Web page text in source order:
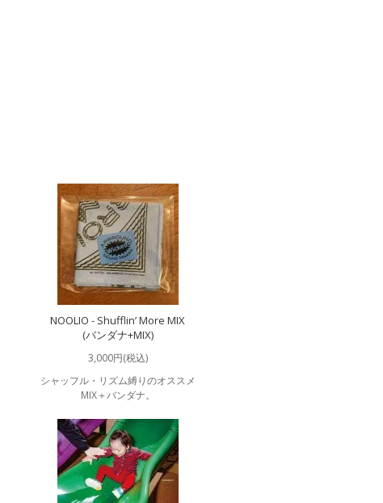
NOOLIO - Shufflin’ More MIX
(バンダナ+MIX)
3,000円(税込)
シャッフル・リズム縛りのオススメ
MIX＋バンダナ。